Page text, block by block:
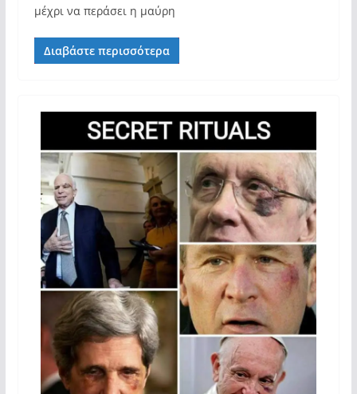
μέχρι να περάσει η μαύρη
Διαβάστε περισσότερα